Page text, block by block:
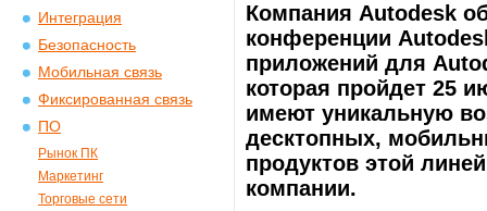
Интеграция
Безопасность
Мобильная связь
Фиксированная связь
ПО
Рынок ПК
Маркетинг
Торговые сети
Компания Autodesk
конференции
приложений для
которая пройдет 25
имеют уникальную
десктопных,
продуктов этой
компании.